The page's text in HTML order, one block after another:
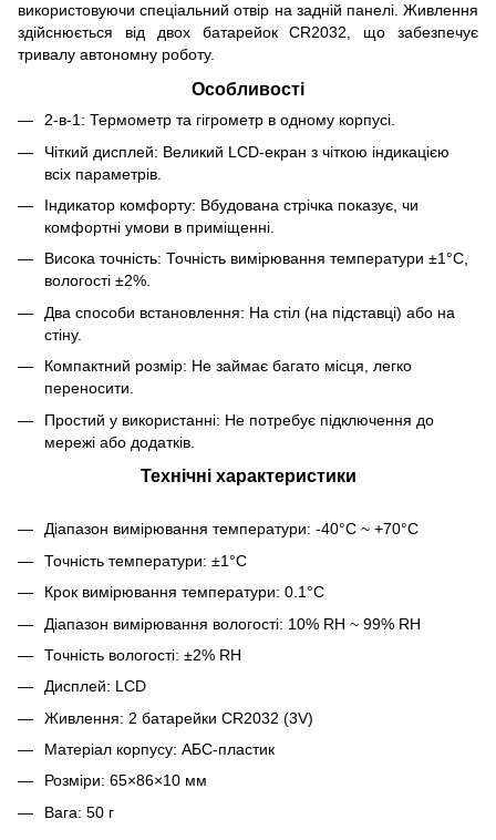
використовуючи спеціальний отвір на задній панелі. Живлення
здійснюється від двох батарейок CR2032, що забезпечує
тривалу автономну роботу.
Особливості
2-в-1: Термометр та гігрометр в одному корпусі.
Чіткий дисплей: Великий LCD-екран з чіткою індикацією
всіх параметрів.
Індикатор комфорту: Вбудована стрічка показує, чи
комфортні умови в приміщенні.
Висока точність: Точність вимірювання температури ±1°C,
вологості ±2%.
Два способи встановлення: На стіл (на підставці) або на
стіну.
Компактний розмір: Не займає багато місця, легко
переносити.
Простий у використанні: Не потребує підключення до
мережі або додатків.
Технічні характеристики
Діапазон вимірювання температури: -40°C ~ +70°C
Точність температури: ±1°C
Крок вимірювання температури: 0.1°C
Діапазон вимірювання вологості: 10% RH ~ 99% RH
Точність вологості: ±2% RH
Дисплей: LCD
Живлення: 2 батарейки CR2032 (3V)
Матеріал корпусу: АБС-пластик
Розміри: 65×86×10 мм
Вага: 50 г